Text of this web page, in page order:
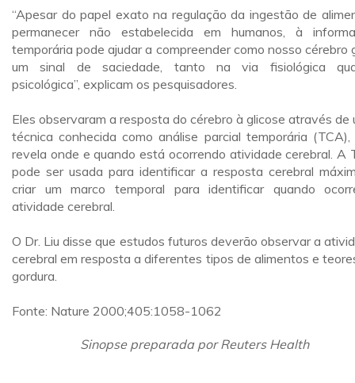
“Apesar do papel exato na regulação da ingestão de
permanecer não estabelecida em humanos, à
temporária pode ajudar a compreender como nosso cérebro
um sinal de saciedade, tanto na via fisiológica
psicológica”, explicam os pesquisadores.
Eles observaram a resposta do cérebro à glicose através de
técnica conhecida como análise parcial temporária (TCA),
revela onde e quando está ocorrendo atividade cerebral. A
pode ser usada para identificar a resposta cerebral
criar um marco temporal para identificar quando
atividade cerebral.
O Dr. Liu disse que estudos futuros deverão observar a
cerebral em resposta a diferentes tipos de alimentos e
gordura.
Fonte: Nature 2000;405:1058-1062
Sinopse preparada por Reuters Health